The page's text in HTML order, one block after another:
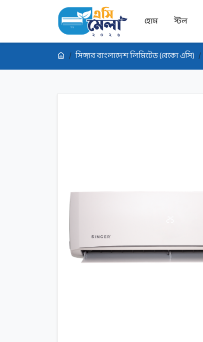
হোম স্টল
সিঙ্গার বাংলাদেশ লিমিটেড (বেকো এসি)